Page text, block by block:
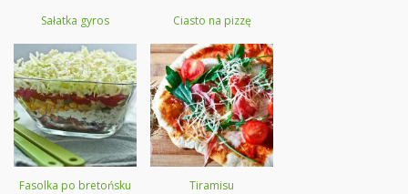
Sałatka gyros Ciasto na pizzę
Fasolka po bretońsku Tiramisu